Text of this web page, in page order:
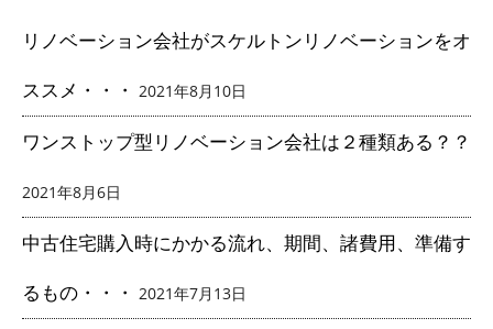
リノベーション会社がスケルトンリノベーションをオ
ススメ・・・
2021年8月10日
ワンストップ型リノベーション会社は２種類ある？？
2021年8月6日
中古住宅購入時にかかる流れ、期間、諸費用、準備す
るもの・・・
2021年7月13日